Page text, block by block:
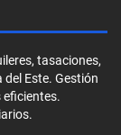
tasaciones,
Este. Gestión